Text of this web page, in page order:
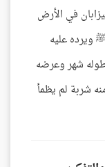
في الأرض
ويرده عليه
شهر وعرضه
شربة لم يظمأ